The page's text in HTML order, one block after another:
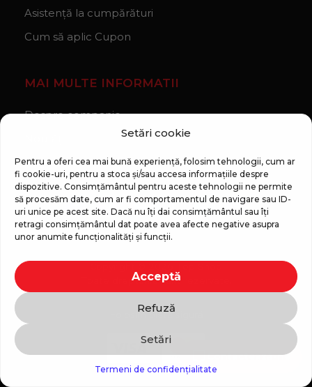
Setări cookie
Pentru a oferi cea mai bună experiență, folosim tehnologii, cum ar
fi cookie-uri, pentru a stoca și/sau accesa informațiile despre
dispozitive. Consimțământul pentru aceste tehnologii ne permite
să procesăm date, cum ar fi comportamentul de navigare sau ID-
uri unice pe acest site. Dacă nu îți dai consimțământul sau îți
retragi consimțământul dat poate avea afecte negative asupra
unor anumite funcționalități și funcții.
Acceptă
Refuză
Setări
Termeni de confidențialitate
Asistență la cumpărături
Cum să aplic Cupon
MAI MULTE INFORMATII
Despre companie
Regulament Campanie „100 zile pana la vis”
Toate drepturile sunt rezervate.
Folosim plată sigură
Contactează-ne